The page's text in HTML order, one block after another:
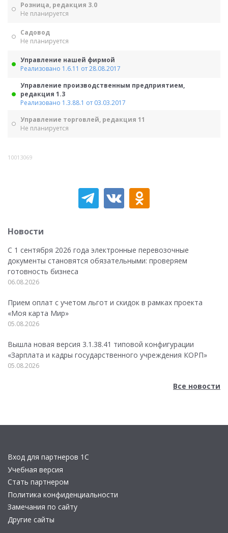
Розница, редакция 3.0
Не планируется
Садовод
Не планируется
Управление нашей фирмой
Реализовано 1.6.11 от 28.08.2017
Управление производственным предприятием,
редакция 1.3
Реализовано 1.3.88.1 от 03.03.2017
Управление торговлей, редакция 11
Не планируется
10013069
Новости
С 1 сентября 2026 года электронные перевозочные
документы становятся обязательными: проверяем
готовность бизнеса
06.08.2026
Прием оплат с учетом льгот и скидок в рамках проекта
«Моя карта Мир»
05.08.2026
Вышла новая версия 3.1.38.41 типовой конфигурации
«Зарплата и кадры государственного учреждения КОРП»
05.08.2026
Все новости
Вход для партнеров 1С
Учебная версия
Стать партнером
Политика конфиденциальности
Замечания по сайту
Другие сайты